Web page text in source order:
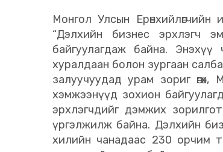
Монгол Улсын
“Дэлхийн бизнес эрхлэгч
байгуулагдаж байна.
хуралдаан болон зургаан
залуучуудад урам зориг
хэмжээнүүд зохион
эрхлэгчдийг дэмжих
үргэлжилж байна. Дэлхийн
хилийн чанадаас 230 орчим